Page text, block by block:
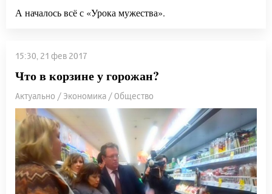
А началось всё с «Урока мужества».
15:30, 21 фев 2017
Что в корзине у горожан?
Актуально / Экономика / Общество